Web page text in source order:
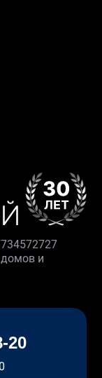
домов и
20